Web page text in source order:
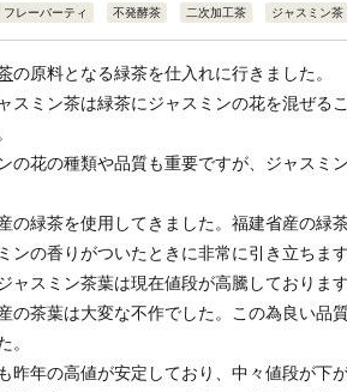
フレーバーティ 不発酵茶 二次加工茶 ジャスミン茶
の原料となる緑茶を仕入れに行きました。
スミン茶は緑茶にジャスミンの花を混ぜる
の花の種類や品質も重要ですが、ジャスミ
の緑茶を使用してきました。福建省産の緑
ンの香りがついたときに非常に引き立ちます
ャスミン茶葉は現在値段が高騰しております
の茶葉は大変な不作でした。この為良い品
。
昨年の高値が安定しており、中々値段が下